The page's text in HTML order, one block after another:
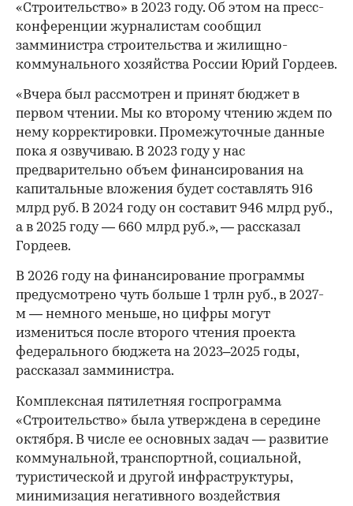
«Строительство» в 2023 году. Об этом на пресс-
конференции журналистам сообщил
замминистра строительства и жилищно-
коммунального хозяйства России Юрий Гордеев.
«Вчера был рассмотрен и принят бюджет в
первом чтении. Мы ко второму чтению ждем по
нему корректировки. Промежуточные данные
пока я озвучиваю. В 2023 году у нас
предварительно объем финансирования на
капитальные вложения будет составлять 916
млрд руб. В 2024 году он составит 946 млрд руб.,
а в 2025 году — 660 млрд руб.», — рассказал
Гордеев.
В 2026 году на финансирование программы
предусмотрено чуть больше 1 трлн руб., в 2027-
м — немного меньше, но цифры могут
измениться после второго чтения проекта
федерального бюджета на 2023–2025 годы,
рассказал замминистра.
Комплексная пятилетняя госпрограмма
«Строительство» была утверждена в середине
октября. В числе ее основных задач — развитие
коммунальной, транспортной, социальной,
туристической и другой инфраструктуры,
минимизация негативного воздействия